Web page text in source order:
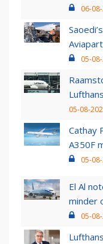
06-
05-
05-08-
Cathay
A350F
05-
El Al
minder
05-